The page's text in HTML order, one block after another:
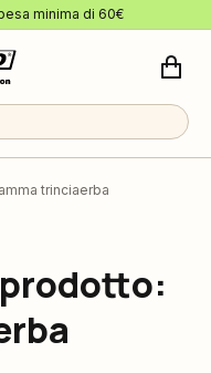
minima di 60€
trinciaerba